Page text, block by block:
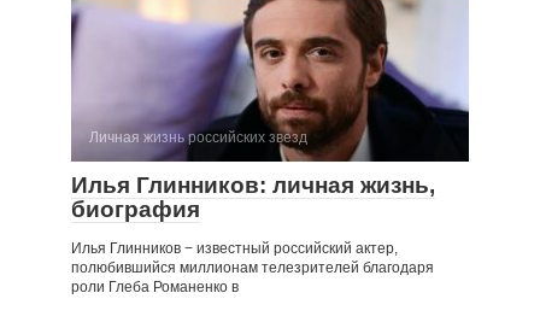
Личная жизнь российских звезд
Илья Глинников: личная жизнь,
биография
Илья Глинников − известный российский актер,
полюбившийся миллионам телезрителей благодаря
роли Глеба Романенко в